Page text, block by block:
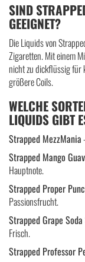
SIND
GEEIGNET?
Die Liquids von
Zigaretten. Mit einem
nicht zu dickflüssig für
größere Coils.
WELCHE
LIQUIDS GIBT
Strapped MezzMania
Strapped Mango
Hauptnote.
Strapped Proper
Passionsfrucht.
Strapped Grape
Frisch.
Strapped Professor